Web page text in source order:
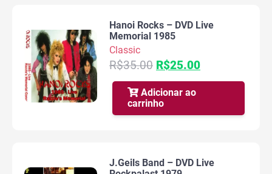
Hanoi Rocks – DVD Live
Memorial 1985
Classic
R$35.00 O
preço
original
era:
R$35.00.
R$25.00O
preço
R$25.00.
Adicionar ao
carrinho
J.Geils Band – DVD Live